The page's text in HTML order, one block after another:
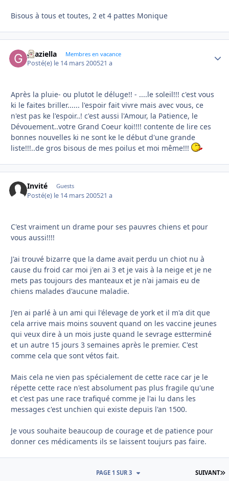
Bisous à tous et toutes, 2 et 4 pattes Monique
graziella Membres en vacance
Posté(e) le 14 mars 200521 a
Après la pluie- ou plutot le déluge!! - ....le soleil!!! c'est vous
ki le faites briller...... l'espoir fait vivre mais avec vous, ce
n'est pas ke l'espoir..! c'est aussi l'Amour, la Patience, le
Dévouement..votre Grand Coeur koi!!!! contente de lire ces
bonnes nouvelles ki ne sont ke le début d'une grande
liste!!!..de gros bisous de mes poilus et moi même!!!
Invité Guests
Posté(e) le 14 mars 200521 a
C'est vraiment un drame pour ses pauvres chiens et pour
vous aussi!!!!
J'ai trouvé bizarre que la dame avait perdu un chiot nu à
cause du froid car moi j'en ai 3 et je vais à la neige et je ne
mets pas toujours des manteaux et je n'ai jamais eu de
chiens malades d'aucune maladie.
J'en ai parlé à un ami qui l'élevage de york et il m'a dit que
cela arrive mais moins souvent quand on les vaccine jeunes
qui veux dire à un mois juste quand le sevrage estterminé
et un autre 15 jours 3 semaines après le premier. C'est
comme cela que sont vétos fait.
Mais cela ne vien pas spécialement de cette race car je le
répette cette race n'est absolument pas plus fragile qu'une
et c'est pas une race trafiqué comme je l'ai lu dans les
messages c'est unchien qui existe depuis l'an 1500.
Je vous souhaite beaucoup de courage et de patience pour
donner ces médicaments ils se laissent toujurs pas faire.
SUIVANT
PAGE 1 SUR 3